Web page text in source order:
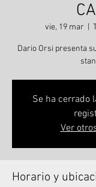
vie, 19 mar
Dario Orsi presenta
Se ha cerrado
Ver
Horario y